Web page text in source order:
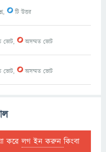
0টি উত্তর
ভোট, 0অসম্মত ভোট
ভোট, 0অসম্মত ভোট
করেলগ ইন করুনকিংবা